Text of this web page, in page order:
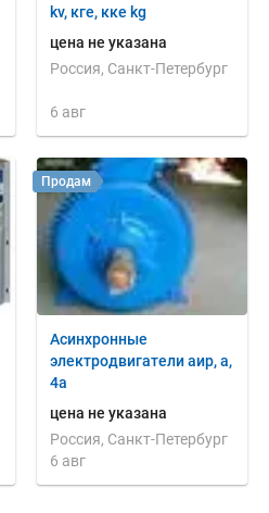
kv, кге, кке kg
цена не указана
Россия, Санкт-Петербург
6 авг
Асинхронные
электродвигатели аир, а,
4а
цена не указана
Россия, Санкт-Петербург
6 авг
Продам